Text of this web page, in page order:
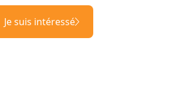
Je suis intéressé